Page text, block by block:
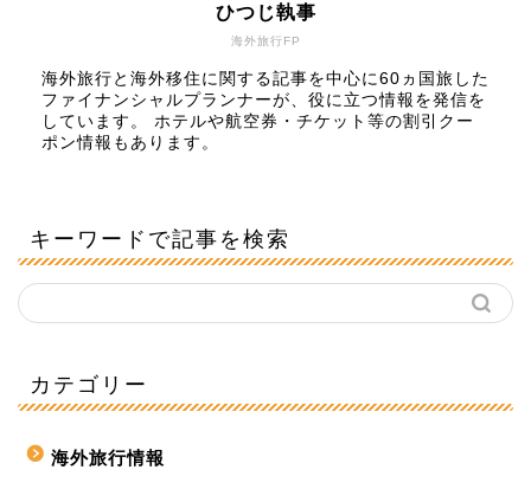
海外旅行FP
ひつじ執事
海外旅行と海外移住に関する記事を中心に60ヵ国旅した
ファイナンシャルプランナーが、役に立つ情報を発信を
しています。 ホテルや航空券・チケット等の割引クー
ポン情報もあります。
キーワードで記事を検索
カテゴリー
海外旅行情報